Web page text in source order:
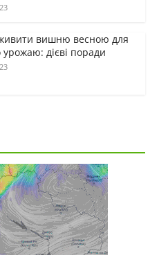
вишню весною для
дієві поради